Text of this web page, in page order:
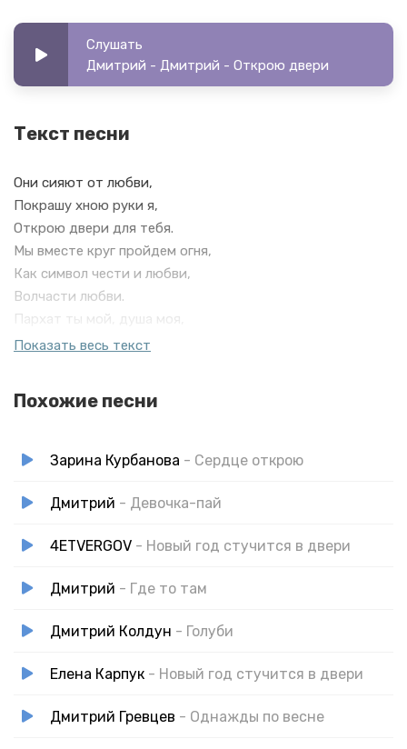
Слушать
Дмитрий - Дмитрий - Открою двери
Текст песни
Они сияют от любви,
Покрашу хною руки я,
Открою двери для тебя.
Мы вместе круг пройдем огня,
Как символ чести и любви,
Волчасти любви.
Пархат ты мой, душа моя,
А я шире, нежнее тебя,
Показать весь текст
Похожие песни
Зарина Курбанова - Сердце открою
Дмитрий - Девочка-пай
4ETVERGOV - Новый год стучится в двери
Дмитрий - Где то там
Дмитрий Колдун - Голуби
Елена Карпук - Новый год стучится в двери
Дмитрий Гревцев - Однажды по весне